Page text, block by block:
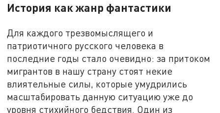
История как жанр фантастики
Для каждого трезвомыслящего и
патриотичного русского человека в
последние годы стало очевидно: за притоком
мигрантов в нашу страну стоят некие
влиятельные силы, которые умудрились
масштабировать данную ситуацию уже до
уровня стихийного бедствия. Один из